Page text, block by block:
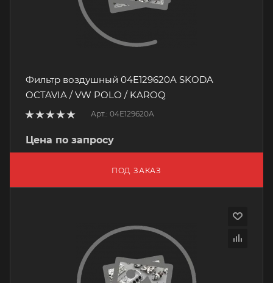
Фильтр воздушный 04E129620A SKODA
OCTAVIA / VW POLO / KAROQ
Арт.: 04E129620A
Цена по запросу
ПОД ЗАКАЗ